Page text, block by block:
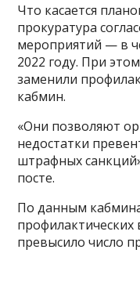
Что касается
прокуратура
мероприятий — в
2022 году. При
заменили
кабмин.
«Они позволяют
недостатки
штрафных
посте.
По данным
превысило число